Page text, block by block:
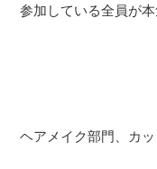
参加している全員が
ヘアメイク部門、カ